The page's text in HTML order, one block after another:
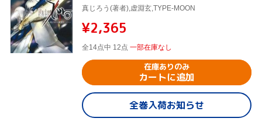
真じろう(著者),虚淵玄,TYPE-MOON
¥2,365
全14点中 12点 一部在庫なし
在庫ありのみ
カートに追加
全巻入荷お知らせ